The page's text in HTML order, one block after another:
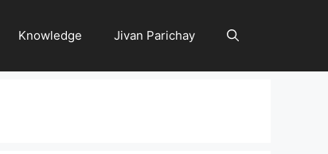
Knowledge Jivan Parichay